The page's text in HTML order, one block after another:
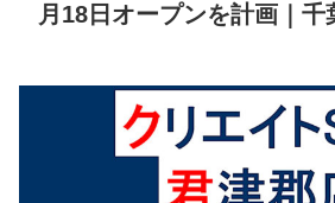
月18日オープンを計画｜千